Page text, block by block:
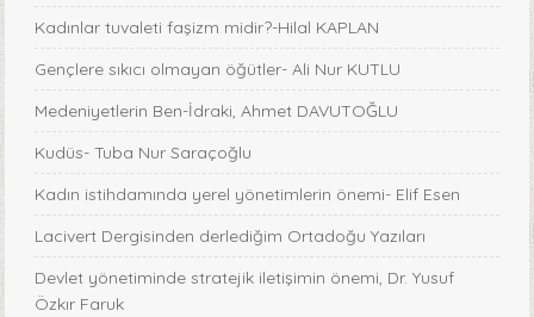
Kadınlar tuvaleti faşizm midir?-Hilal KAPLAN
Gençlere sıkıcı olmayan öğütler- Ali Nur KUTLU
Medeniyetlerin Ben-İdraki, Ahmet DAVUTOĞLU
Kudüs- Tuba Nur Saraçoğlu
Kadın istihdamında yerel yönetimlerin önemi- Elif Esen
Lacivert Dergisinden derlediğim Ortadoğu Yazıları
Devlet yönetiminde stratejik iletişimin önemi, Dr. Yusuf
Özkır Faruk